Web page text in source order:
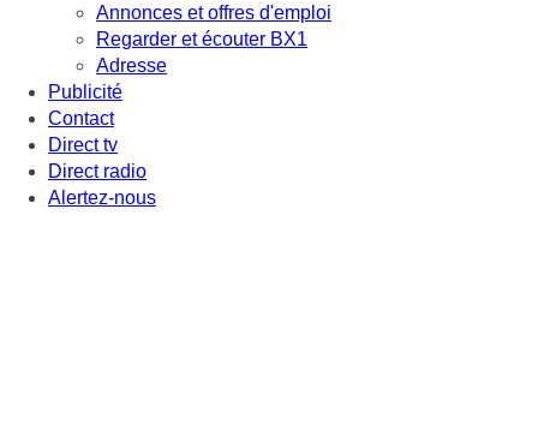
Annonces et offres d'emploi
Regarder et écouter BX1
Adresse
Publicité
Contact
Direct tv
Direct radio
Alertez-nous